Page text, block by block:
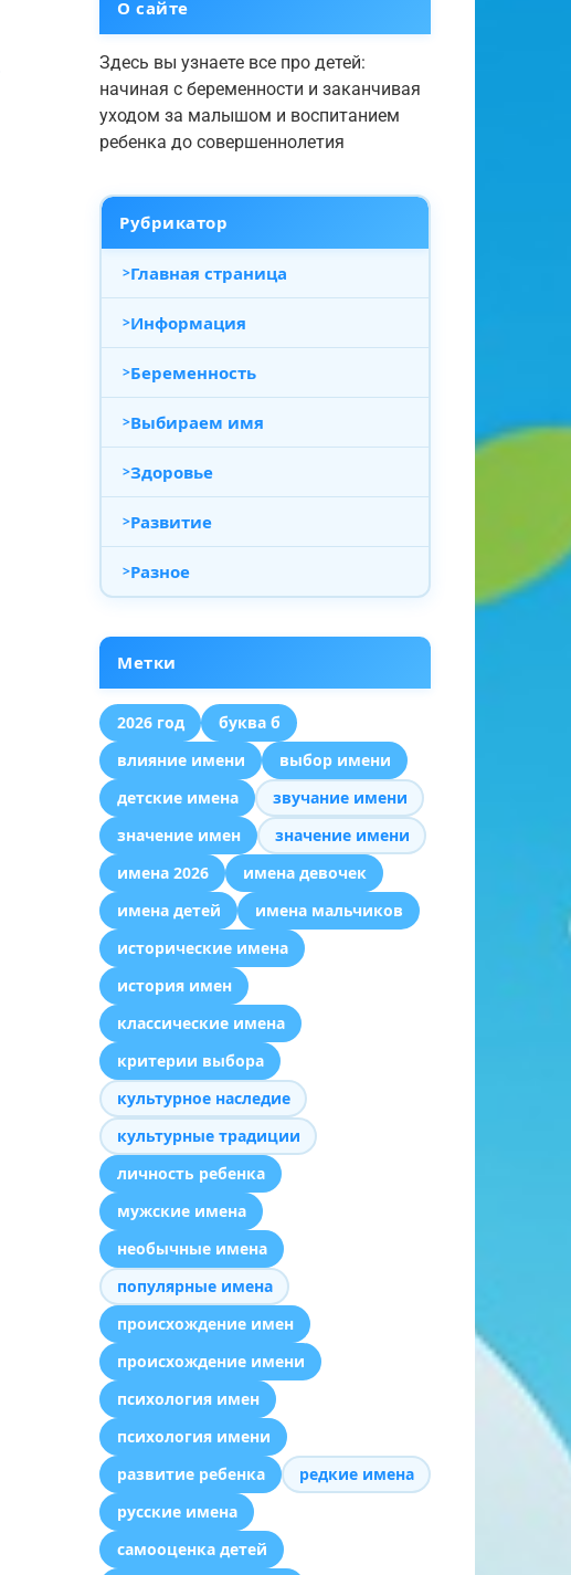
О сайте
Здесь вы узнаете все про детей:
начиная с беременности и заканчивая
уходом за малышом и воспитанием
ребенка до совершеннолетия
Рубрикатор
Главная страница
Информация
Беременность
Выбираем имя
Здоровье
Развитие
Разное
Метки
2026 год
буква б
влияние имени
выбор имени
детские имена
звучание имени
значение имен
значение имени
имена 2026
имена девочек
имена детей
имена мальчиков
исторические имена
история имен
классические имена
критерии выбора
культурное наследие
культурные традиции
личность ребенка
мужские имена
необычные имена
популярные имена
происхождение имен
происхождение имени
психология имен
психология имени
развитие ребенка
редкие имена
русские имена
самооценка детей